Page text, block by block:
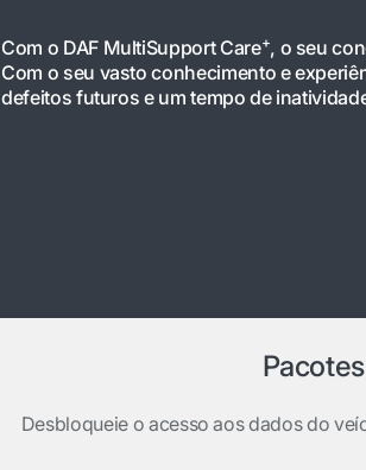
Com o DAF MultiSupport Care+, o seu
Com o seu vasto conhecimento e
defeitos futuros e um tempo de
Desbloqueie o acesso aos dados do